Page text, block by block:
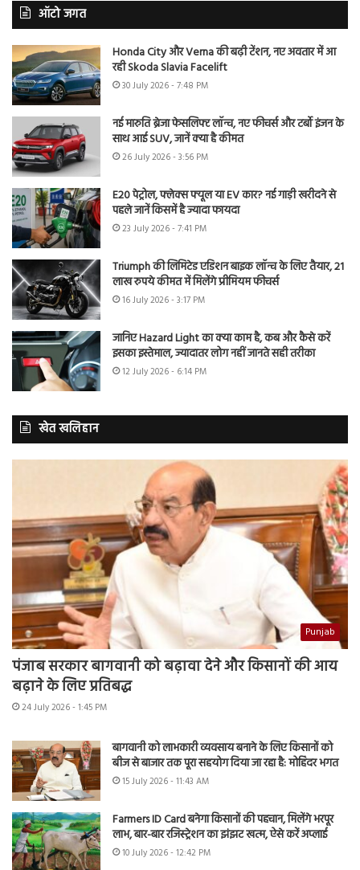
ऑटो जगत
Honda City और Verna की बढ़ी टेंशन, नए अवतार में आ
रही Skoda Slavia Facelift
30 July 2026 - 7:48 PM
नई मारुति ब्रेजा फेसलिफ्ट लॉन्च, नए फीचर्स और टर्बो इंजन के
साथ आई SUV, जानें क्या है कीमत
26 July 2026 - 3:56 PM
E20 पेट्रोल, फ्लेक्स फ्यूल या EV कार? नई गाड़ी खरीदने से
पहले जानें किसमें है ज्यादा फायदा
23 July 2026 - 7:41 PM
Triumph की लिमिटेड एडिशन बाइक लॉन्च के लिए तैयार, 21
लाख रुपये कीमत में मिलेंगे प्रीमियम फीचर्स
16 July 2026 - 3:17 PM
जानिए Hazard Light का क्या काम है, कब और कैसे करें
इसका इस्तेमाल, ज्यादातर लोग नहीं जानते सही तरीका
12 July 2026 - 6:14 PM
खेत खलिहान
Punjab
पंजाब सरकार बागवानी को बढ़ावा देने और किसानों की आय
बढ़ाने के लिए प्रतिबद्ध
24 July 2026 - 1:45 PM
बागवानी को लाभकारी व्यवसाय बनाने के लिए किसानों को
बीज से बाजार तक पूरा सहयोग दिया जा रहा है: मोहिंदर भगत
15 July 2026 - 11:43 AM
Farmers ID Card बनेगा किसानों की पहचान, मिलेंगे भरपूर
लाभ, बार-बार रजिस्ट्रेशन का झंझट खत्म, ऐसे करें अप्लाई
10 July 2026 - 12:42 PM